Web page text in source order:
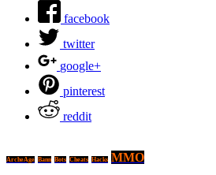
facebook
twitter
google+
pinterest
reddit
ArcheAge Bann Bots Cheats Hacks MMO